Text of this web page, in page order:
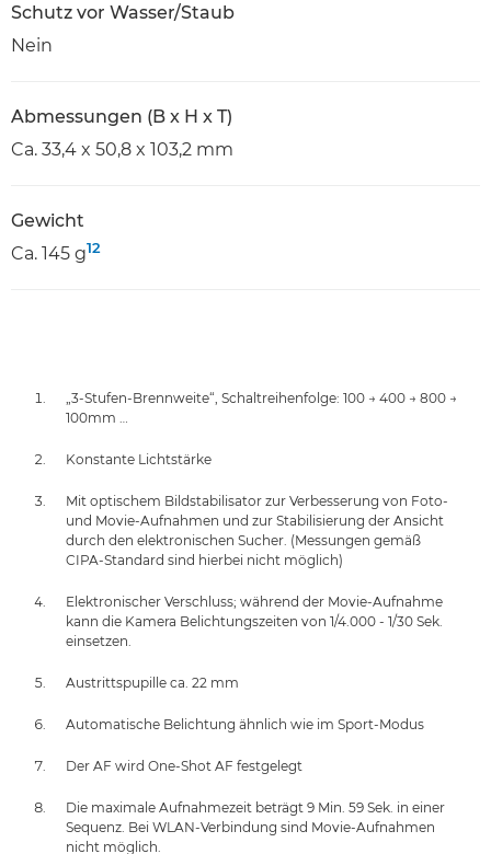
Schutz vor Wasser/Staub
Nein
Abmessungen (B x H x T)
Ca. 33,4 x 50,8 x 103,2 mm
Gewicht
Ca. 145 g12
„3-Stufen-Brennweite“, Schaltreihenfolge: 100 → 400 → 800 →
100mm …
Konstante Lichtstärke
Mit optischem Bildstabilisator zur Verbesserung von Foto-
und Movie-Aufnahmen und zur Stabilisierung der Ansicht
durch den elektronischen Sucher. (Messungen gemäß
CIPA-Standard sind hierbei nicht möglich)
Elektronischer Verschluss; während der Movie-Aufnahme
kann die Kamera Belichtungszeiten von 1/4.000 - 1/30 Sek.
einsetzen.
Austrittspupille ca. 22 mm
Automatische Belichtung ähnlich wie im Sport-Modus
Der AF wird One-Shot AF festgelegt
Die maximale Aufnahmezeit beträgt 9 Min. 59 Sek. in einer
Sequenz. Bei WLAN-Verbindung sind Movie-Aufnahmen
nicht möglich.